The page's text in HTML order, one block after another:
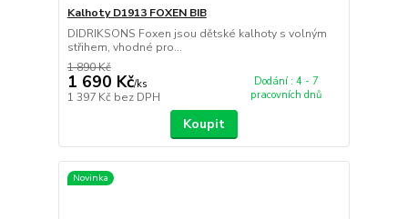
Kalhoty D1913 FOXEN BIB
DIDRIKSONS Foxen jsou dětské kalhoty s volným
střihem, vhodné pro...
1 890 Kč
1 690 Kč/ks
1 397 Kč bez DPH
Dodání : 4 - 7
pracovních dnů
Koupit
Novinka